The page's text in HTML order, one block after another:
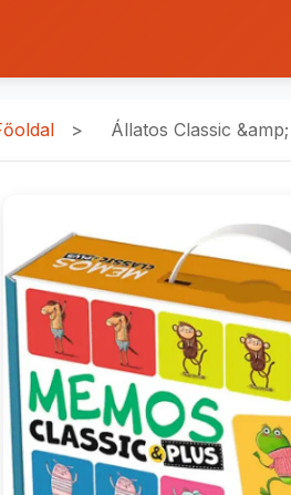
> Állatos Classic